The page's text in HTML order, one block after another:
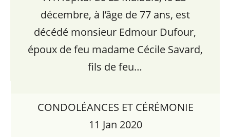
décembre, à l’âge de 77 ans, est
décédé monsieur Edmour Dufour,
époux de feu madame Cécile Savard,
fils de feu…
CONDOLÉANCES ET CÉRÉMONIE
11 Jan 2020